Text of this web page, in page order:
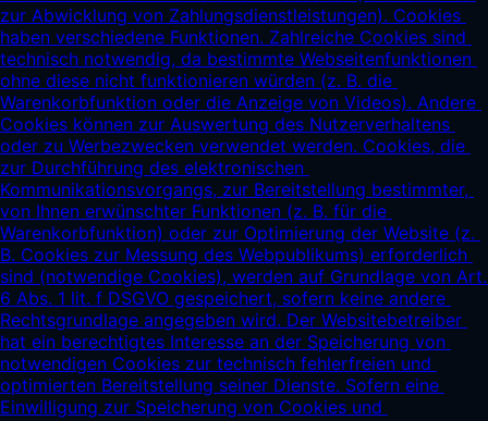
zur Abwicklung von Zahlungsdienstleistungen). Cookies
haben verschiedene Funktionen. Zahlreiche Cookies sind
technisch notwendig, da bestimmte Webseitenfunktionen
ohne diese nicht funktionieren würden (z. B. die
Warenkorbfunktion oder die Anzeige von Videos). Andere
Cookies können zur Auswertung des Nutzerverhaltens
oder zu Werbezwecken verwendet werden. Cookies, die
zur Durchführung des elektronischen
Kommunikationsvorgangs, zur Bereitstellung bestimmter,
von Ihnen erwünschter Funktionen (z. B. für die
Warenkorbfunktion) oder zur Optimierung der Website (z.
B. Cookies zur Messung des Webpublikums) erforderlich
sind (notwendige Cookies), werden auf Grundlage von Art.
6 Abs. 1 lit. f DSGVO gespeichert, sofern keine andere
Rechtsgrundlage angegeben wird. Der Websitebetreiber
hat ein berechtigtes Interesse an der Speicherung von
notwendigen Cookies zur technisch fehlerfreien und
optimierten Bereitstellung seiner Dienste. Sofern eine
Einwilligung zur Speicherung von Cookies und